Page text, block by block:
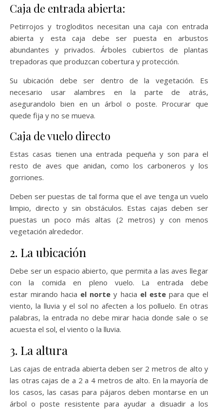
Caja de entrada abierta:
Petirrojos y trogloditos necesitan una caja con entrada
abierta y esta caja debe ser puesta en arbustos
abundantes y privados. Árboles cubiertos de plantas
trepadoras que produzcan cobertura y protección.
Su ubicación debe ser dentro de la vegetación. Es
necesario usar alambres en la parte de atrás,
asegurandolo bien en un árbol o poste. Procurar que
quede fija y no se mueva.
Caja de vuelo directo
Estas casas tienen una entrada pequeña y son para el
resto de aves que anidan, como los carboneros y los
gorriones.
Deben ser puestas de tal forma que el ave tenga un vuelo
limpio, directo y sin obstáculos. Estas cajas deben ser
puestas un poco más altas (2 metros) y con menos
vegetación alrededor.
2. La ubicación
Debe ser un espacio abierto, que permita a las aves llegar
con la comida en pleno vuelo. La entrada debe
estar mirando hacia el norte y hacia el este para que el
viento, la lluvia y el sol no afecten a los polluelo. En otras
palabras, la entrada no debe mirar hacia donde sale o se
acuesta el sol, el viento o la lluvia.
3. La altura
Las cajas de entrada abierta deben ser 2 metros de alto y
las otras cajas de a 2 a 4 metros de alto. En la mayoría de
los casos, las casas para pájaros deben montarse en un
árbol o poste resistente para ayudar a disuadir a los